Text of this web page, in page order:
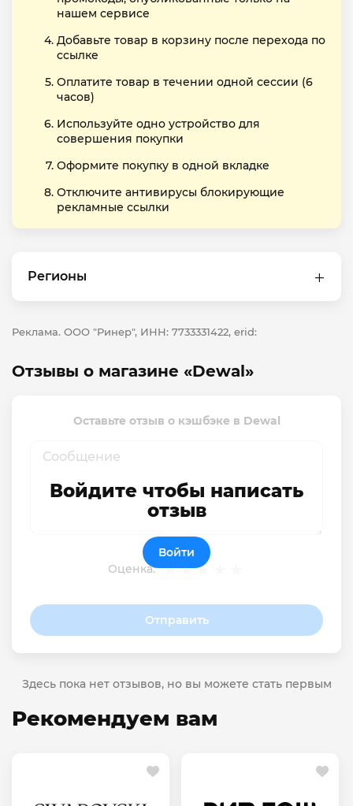
нашем сервисе
Добавьте товар в корзину после перехода по
ссылке
Оплатите товар в течении одной сессии (6
часов)
Используйте одно устройство для
совершения покупки
Оформите покупку в одной вкладке
Отключите антивирусы блокирующие
рекламные ссылки
Регионы
Реклама. ООО "Ринер", ИНН: 7733331422, erid:
Отзывы о магазине «Dewal»
Оставьте отзыв о кэшбэке в Dewal
Оценка:
Отправить
Войдите чтобы написать
отзыв
Войти
Здесь пока нет отзывов, но вы можете стать первым
Рекомендуем вам